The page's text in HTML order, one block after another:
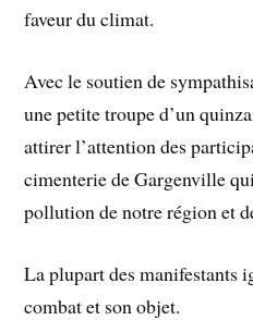
faveur du climat.
Avec le soutien de
une petite troupe d’un
attirer l’attention des
cimenterie de Gargenville
pollution de notre région et
La plupart des manifestants
combat et son objet.